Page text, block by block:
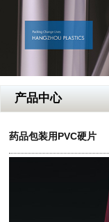
产品中心
药品包装用PVC硬片